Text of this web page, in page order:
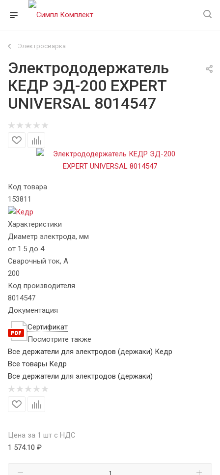
Электросварка
Электрододержатель
КЕДР ЭД-200 EXPERT
UNIVERSAL 8014547
Код товара
153811
Характеристики
Диаметр электрода, мм
от 1.5 до 4
Сварочный ток, А
200
Код производителя
8014547
Документация
Сертификат
Посмотрите также
Все держатели для электродов (держаки) Кедр
Все товары Кедр
Все держатели для электродов (держаки)
Цена за 1 шт с НДС
1 574.10 ₽